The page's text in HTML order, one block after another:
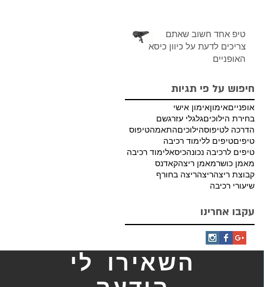
טיפ אחד חשוב שאתם
צריכים לדעת על כיוון כיסא
האופניים
חיפוש על פי תגיות
אופנייםאימוןאימון אישי
בחירת הילוכיםגלגלי עזרגשם
הדרכה לטיפוסהילוכיםהתאמהטיפוס
טיפיםטיפים ללימוד רכיבה
טיפים לרכיבה נכונהכיסאלימוד רכיבה
מאמן כושרמאמן ריצהקאדנס
קבוצת ריצהריצהריצה בחורף
שיעורי רכיבה
עקבו אחרינו
השאירו לי